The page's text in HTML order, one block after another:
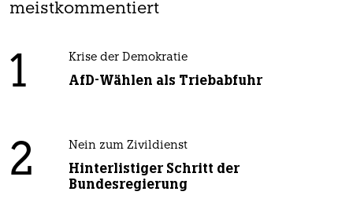
meistkommentiert
1 Krise der Demokratie
AfD-Wählen als Triebabfuhr
2 Nein zum Zivildienst
Hinterlistiger Schritt der
Bundesregierung